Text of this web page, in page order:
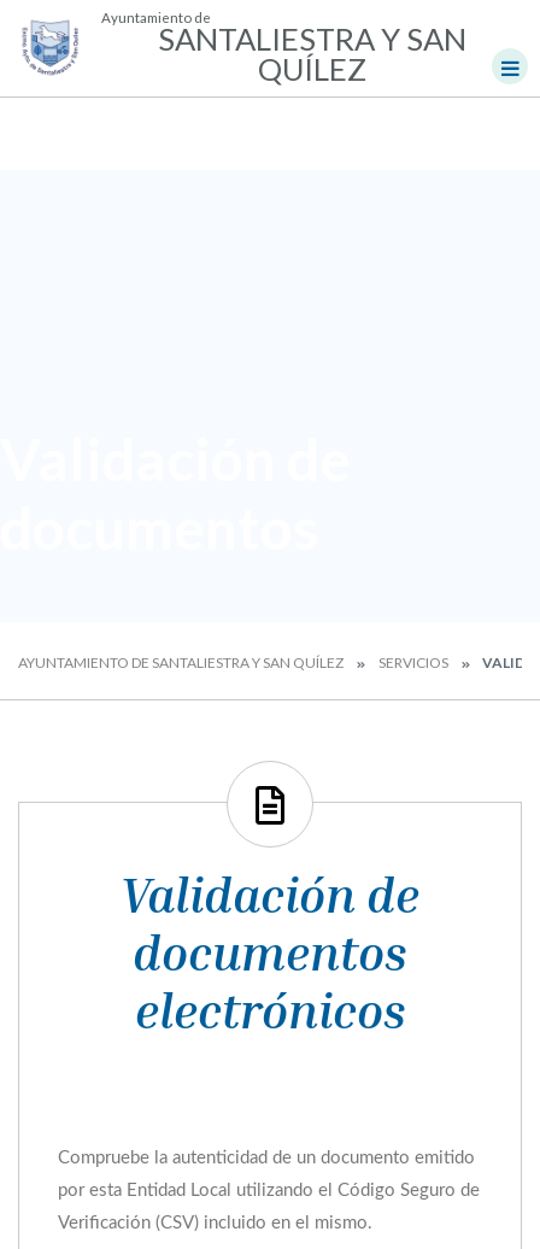
Ayuntamiento de
SANTALIESTRA Y SAN
QUÍLEZ
AYUNTAMIENTO DE SANTALIESTRA Y SAN QUÍLEZ SERVICIOS
Validación de
documentos
electrónicos